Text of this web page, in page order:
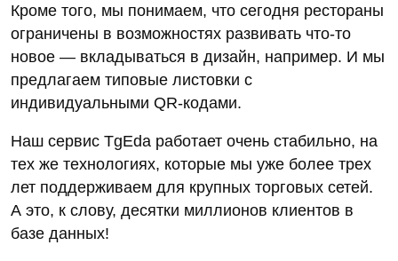
Кроме того, мы понимаем, что сегодня рестораны
ограничены в возможностях развивать что-то
новое — вкладываться в дизайн, например. И мы
предлагаем типовые листовки с
индивидуальными QR-кодами.
Наш сервис TgEda работает очень стабильно, на
тех же технологиях, которые мы уже более трех
лет поддерживаем для крупных торговых сетей.
А это, к слову, десятки миллионов клиентов в
базе данных!